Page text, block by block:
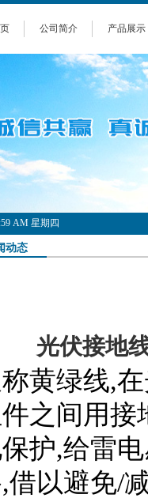
公司简介 产品展示
AM 星期四
动态
光伏接地
黄绿线,
之间用接
护,给雷
借以避免/